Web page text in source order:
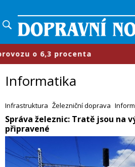
Informatika
Infrastruktura Železniční doprava
​Správa železnic: Tratě jsou na
připravené